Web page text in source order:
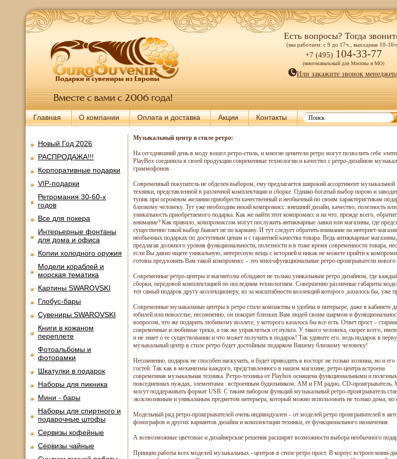
Есть вопросы? Тогда
(мы работаем: с 9 до 17ч., выходные 10-
+7 (495) 104-33-77
(многоканальный для Москвы и МО)
Или закажите звонок
Главная О компании Оплата и доставка Акции Контакты
Новый Год 2026
РАСПРОДАЖА!!!
Корпоративные подарки
VIP-подарки
Ретромания 30-60-х
годов
Все для покера
Интерьерные фонтаны
для дома и офиса
Копии холодного оружия
Модели кораблей и
морская тематика
Картины SWAROVSKI
Глобус-бары
Сувениры SWAROVSKI
Книги в кожаном
переплете
Фотоальбомы и
фоторамки
Шкатулки в подарок
Наборы для пикника
Мини - бары
Наборы для спиртного и
подарочные штофы
Сервизы кофейные
Сервизы чайные
Музыкальный центр в стиле ретро:
На сегодняшний день в моду вошел ретро-стиль, и многие ценители ретро могут позволить себе
PlayBox соединила в своей продукции современные технологии и качество с ретро-дизайном
граммофонов.
Современный покупатель не обделен выбором, ему предлагается широкий ассортимент музыкальной
техники, представленной в различной комплектации и сборке. Однако богатый выбор порою и
тупик при огромном желании приобрести качественный и необычный по своим характеристикам
близкому человеку. Тут уже необходим некий компромисс: внешний дизайн, качество, полезность или
уникальность приобретаемого подарка. Как же найти этот компромисс и на что, прежде всего,
внимание? Как правило, компромиссом могут послужить антикварные лавки или магазины, где
существенно такой выбор бывает не по карману. И тут следует обратить внимание на интернет-
необычных подарках по доступным ценам и с гарантией качества товара. Ведь антикварные
предлагая должного уровня функциональности, полезности и в тоже время современности товара,
если Вы давно ищете уникальную, интересную вещь с историей и никак не можете прийти к
готовы предложить Вам такой компромисс – это многофункциональные ретро-проигрыватели
Современные ретро-центры и магнитолы обладают не только уникальным ретро дизайном, где
сборки, передовой комплектацией по последним технологиям. Совершенно различные габариты
тот самый подарок другу-коллекционеру, из за масштабности коллекций которого ,казалось бы, уже
Современные музыкальные центры в ретро стиле компактны и удобны в интерьере, даже в кабинете
юбилей или новоселье, несомненно, он покорит близких Вам людей своим шармом и
вопросом, что же подарить любимому коллеге, у которого казалось бы все есть. Ответ прост –
современные и любимые треки, а так же управляться от пульта. У такого человека, скорее всего,
и не знает о ее существовании и что может получить в подарок! Так удивите его, ведь подарок в
музыкальный центр в стиле ретро будет достойным подарком Вашему близкому человеку!
Несомненно, подарок не способен наскучить, и будет приводить в восторг не только хозяина, но и его
гостей. Так как в механизмы каждого, представленного в нашем магазине, ретро-центра встроена
современная музыкальная техника. Ретро-техника от Playbox оснащена функциональными и
повседневных нуждах, элементами : встроенным будильником, АМ и FM радио, CD-
могут поддерживать формат USB. С таким набором функций музыкальный ретро-проигрыватель
эксклюзивным и уникальным предметом интерьера, который можно использовать не только дома, но
Модельный ряд ретро-проигрывателей очень индивидуален – от моделей ретро проигрывателей в
фонографов и других вариантов дизайна и комплектации техники, ее функционального назначения.
А всевозможные цветовые и дизайнерские решения расширят возможности выбора необычного
Принцип работы всех моделей музыкальных - центров в стиле ретро прост. В корпус встроен мини-